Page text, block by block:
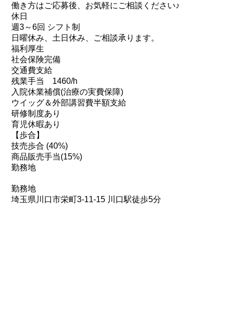
働き方はご応募後、お気軽にご相談ください♪
休日
週3～6回 シフト制
日曜休み、土日休み、ご相談承ります。
福利厚生
社会保険完備
交通費支給
残業手当 1460/h
入院休業補償(治療の実費保障)
ウイッグ＆外部講習費半額支給
研修制度あり
育児休暇あり
【歩合】
技売歩合 (40%)
商品販売手当(15%)
勤務地
勤務地
埼玉県川口市栄町3-11-15 川口駅徒歩5分